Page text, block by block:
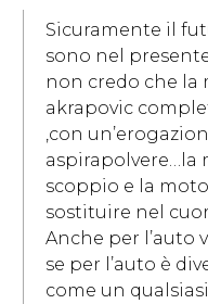
Sicuramente il
sono nel
non credo che la
akrapovic
,con
aspirapolvere…la
scoppio e la
sostituire nel
Anche per l’auto
se per l’auto è
come un